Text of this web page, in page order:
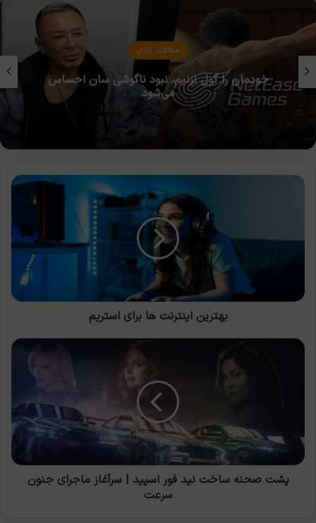
مقالات بازی
خودمان را گول نزنیم، نبود ناگوشی سان احساس
می‌شود
بهترین
استریم
بهترین اینترنت ها برای استریم
پشت
|
سرآغاز
ماجرای
جنونپشت صحنه ساخت نید فور اسپید | سرآغاز ماجرای جنون
سرعت